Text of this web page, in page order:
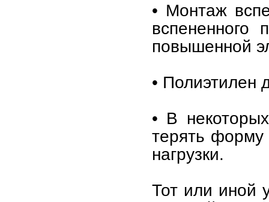
• Монтаж
вспененного
повышенной
• Полиэтилен
• В
терять форму
нагрузки.
Тот или иной